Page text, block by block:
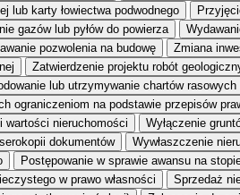
lub karty łowiectwa podwodnego
gazów lub pyłów do powierza
pozwolenia na budowę Zmiana
Zatwierdzenie projektu robót
lub utrzymywanie chartów
ograniczeniom na podstawie przepisów
wartości nieruchomości
Wyłączenie
dokumentów
Wywłaszczenie
Postępowanie w sprawie awansu na
w prawo własności
Sprzedaż